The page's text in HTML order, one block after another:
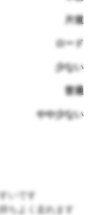
片道
ロード
少ない
普通
やや少ない
いです
ちよく走れます